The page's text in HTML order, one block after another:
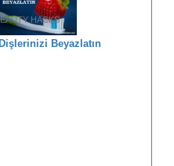
HACKS
Beyazlatın